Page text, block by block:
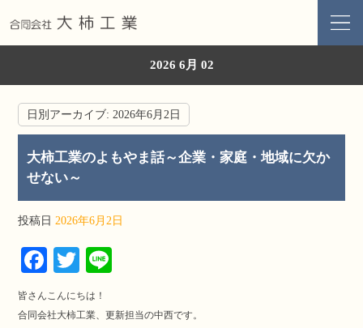
2026 6月 02
日別アーカイブ:2026年6月2日
大柿工業のよもやま話～企業・家庭・地域に欠か
せない～
投稿日 2026年6月2日
Fa
ce
bo
T
wi
tte
皆さんこんにちは！
合同会社大柿工業、更新担当の中西です。